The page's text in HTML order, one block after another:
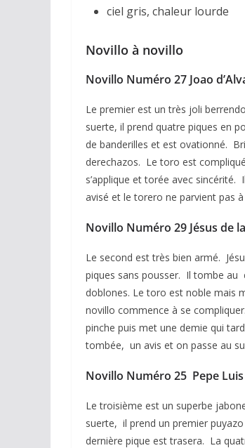
ciel gris, chaleur lourde
Novillo à novillo
Novillo Numéro 27 Joao
Le premier est un très joli
suerte, il prend quatre piques en
de banderilles et est ovationné.
derechazos. Le toro est
s’applique et torée avec
avisé et le torero ne parvient pas
Novillo Numéro 29 Jésus de
Le second est très bien armé.
piques sans pousser. Il tombe au
doblones. Le toro est noble mais
novillo commence à se
pinche puis met une demie qui
tombée, un avis et on passe au
Novillo Numéro 25 Pepe
Le troisième est un superbe
suerte, il prend un premier
dernière pique est trasera. La